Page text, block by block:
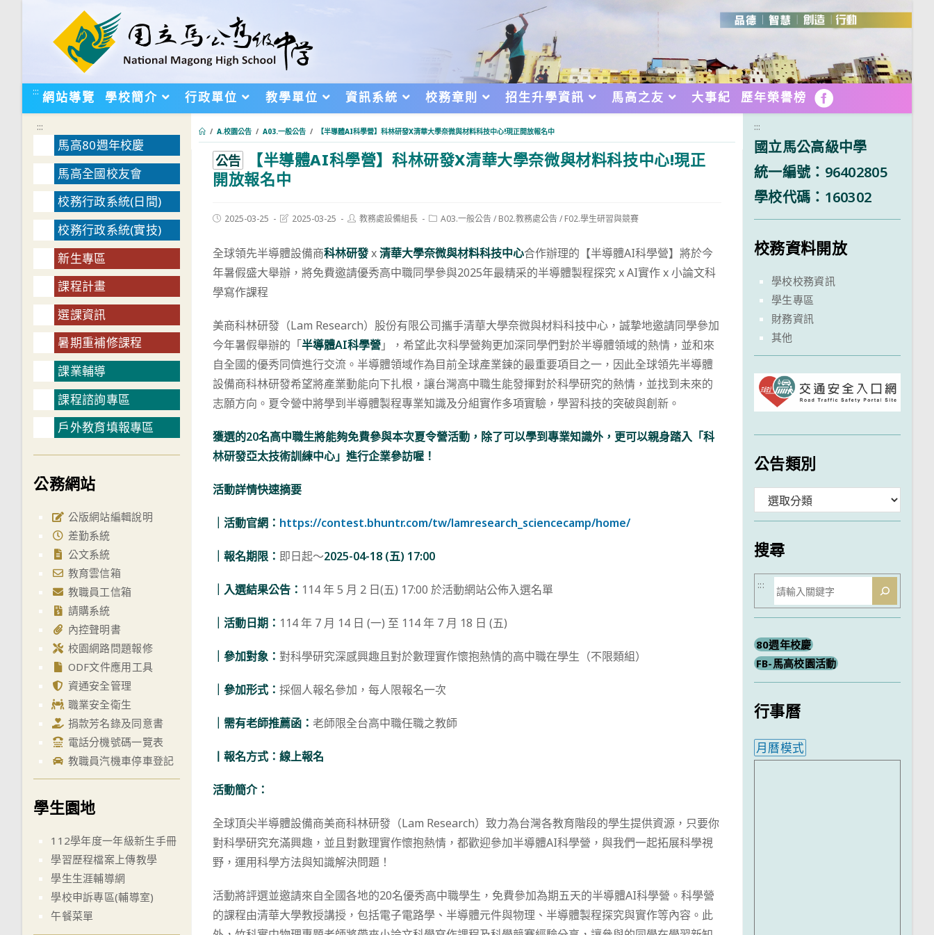
::: 網站導覽 學校簡介 行政單位 教學單位 資訊系統 校務章則 招生升學資訊 馬高之友 大事紀 歷年榮譽榜 FB
/ A.校園公告 / A03.一般公告 / 【半導體AI科學營】科林研發X清華大學奈微與材料科技中心!現正開放報名中
公告
【半導體AI科學營】科林研發X清華大學奈微與材料科技中心!現正
開放報名中
Post2025-03-25
Post2025-03-25
Post教務處設備組長
PostA03.一般公告/ B02.教務處公告/ F02.學生研習與競賽
全球領先半導體設備商科林研發x清華大學奈微與材料科技中心合作辦理的【半導體AI科學營】將於今
年暑假盛大舉辦，將免費邀請優秀高中職同學參與2025年最精采的半導體製程探究 x AI實作 x 小論文科
學寫作課程
美商科林研發（Lam Research）股份有限公司攜手清華大學奈微與材料科技中心，誠摯地邀請同學參加
今年暑假舉辦的「半導體AI科學營」，希望此次科學營夠更加深同學們對於半導體領域的熱情，並和來
自全國的優秀同儕進行交流。半導體領域作為目前全球產業鍊的最重要項目之一，因此全球領先半導體
設備商科林研發希望將產業動能向下扎根，讓台灣高中職生能發揮對於科學研究的熱情，並找到未來的
志願方向。夏令營中將學到半導體製程專業知識及分組實作多項實驗，學習科技的突破與創新。
獲選的20名高中職生將能夠免費參與本次夏令營活動，除了可以學到專業知識外，更可以親身踏入「科
林研發亞太技術訓練中心」進行企業參訪喔！
活動詳情快速摘要
｜活動官網： https://contest.bhuntr.com/tw/lamresearch_sciencecamp/home/
｜報名期限： 即日起～2025-04-18 (五) 17:00
｜入選結果公告： 114 年 5 月 2 日(五) 17:00 於活動網站公佈入選名單
｜活動日期： 114 年 7 月 14 日 (一) 至 114 年 7 月 18 日 (五)
｜參加對象：對科學研究深感興趣且對於數理實作懷抱熱情的高中職在學生（不限類組）
｜參加形式：採個人報名參加，每人限報名一次
｜需有老師推薦函：老師限全台高中職任職之教師
丨報名方式：線上報名
活動簡介：
全球頂尖半導體設備商美商科林研發（Lam Research）致力為台灣各教育階段的學生提供資源，只要你
對科學研究充滿興趣，並且對數理實作懷抱熱情，都歡迎參加半導體AI科學營，與我們一起拓展科學視
野，運用科學方法與知識解決問題！
活動將評選並邀請來自全國各地的20名優秀高中職學生，免費參加為期五天的半導體AI科學營。科學營
的課程由清華大學教授講授，包括電子電路學、半導體元件與物理、半導體製程探究與實作等內容。此
:::
馬高80週年校慶
馬高全國校友會
校務行政系統(日間)
校務行政系統(實技)
新生專區
課程計畫
選課資訊
暑期重補修課程
課業輔導
課程諮詢專區
戶外教育填報專區
公務網站
公版網站編輯說明
差勤系統
公文系統
教育雲信箱
教職員工信箱
請購系統
內控聲明書
校園網路問題報修
ODF文件應用工具
資通安全管理
職業安全衛生
捐款芳名錄及同意書
電話分機號碼一覽表
教職員汽機車停車登記
學生園地
112學年度一年級新生手冊
學習歷程檔案上傳教學
學生生涯輔導網
學校申訴專區(輔導室)
午餐菜單
:::
國立馬公高級中學
統一編號：96402805
學校代碼：160302
校務資料開放
學校校務資訊
學生專區
財務資訊
其他
公告類別
類
搜尋
搜
尋
:::
80週年校慶
FB-馬高校園活動
行事曆
月曆模式